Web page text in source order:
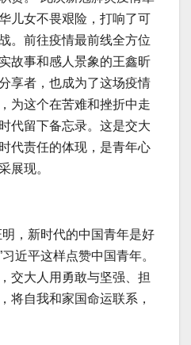
儿女不畏艰险，打响了可
。前往疫情最前线全方位
故事和感人景象的王鑫昕
享者，也成为了这场疫情
为这个在苦难和挫折中走
代留下备忘录。这是交大
代责任的体现，是青年心
展现。
，新时代的中国青年是好
近平这样点赞中国青年。
交大人用勇敢与坚强、担
将自我和家国命运联系，